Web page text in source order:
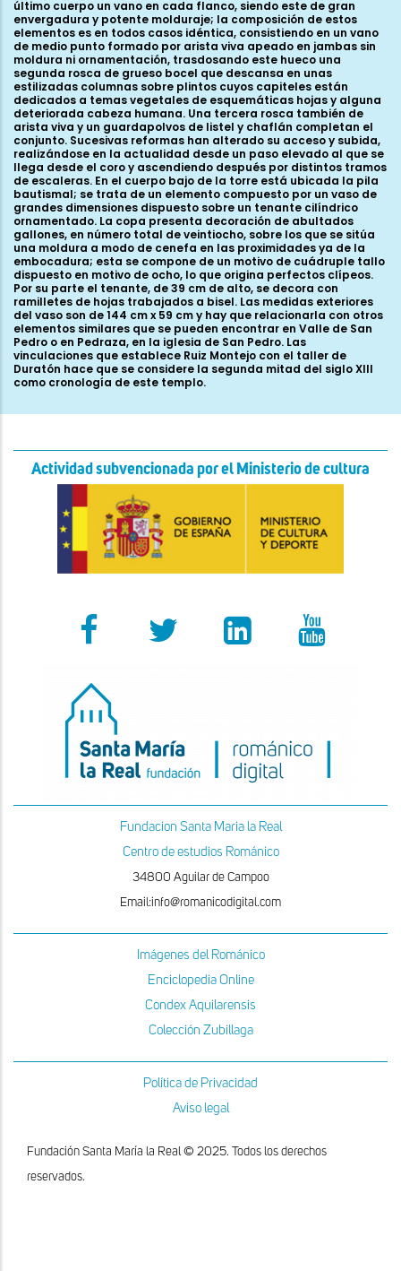
Actividad subvencionada por el Ministerio de cultura
Fundacion Santa Maria la Real
Centro de estudios Románico
34800 Aguilar de Campoo
Email:info@romanicodigital.com
Imágenes del Románico
Enciclopedia Online
Condex Aquilarensis
Colección Zubillaga
Política de Privacidad
Aviso legal
Fundación Santa María la Real © 2025. Todos los derechos
reservados.